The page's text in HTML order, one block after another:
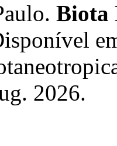
Biota
2026.